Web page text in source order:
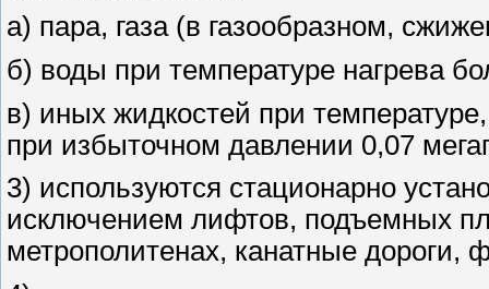
а) пара, газа (в газообразном,
б) воды при температуре нагрева
в) иных жидкостей при
при избыточном давлении 0,07
3) используются стационарно
исключением лифтов, подъемных
метрополитенах, канатные дороги,